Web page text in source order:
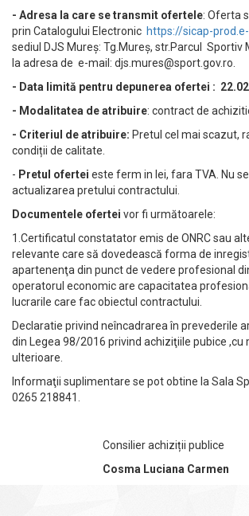
- Adresa la care se transmit ofertele: Oferta
prin Catalogului Electronic https://sicap-
sediul DJS Mureș: Tg.Mureș, str.Parcul Sportiv
la adresa de e-mail: djs.mures@sport.gov.ro
- Data limită pentru depunerea ofertei :
- Modalitatea de atribuire: contract de
- Criteriul de atribuire: Pretul cel mai scazut,
condiții de calitate.
- Pretul ofertei este ferm in lei, fara TVA. Nu
actualizarea pretului contractului.
Documentele ofertei vor fi următoarele:
1.Certificatul constatator emis de ONRC sau
relevante care să dovedească forma de
apartenenţa din punct de vedere profesional
operatorul economic are capacitatea
lucrarile care fac obiectul contractului.
Declaratie privind neîncadrarea în prevederile
din Legea 98/2016 privind achiziţiile pubice ,cu
ulterioare.
Informaţii suplimentare se pot obtine la Sala
0265 218841.
Consilier achiziții publice
Cosma Luciana Carmen